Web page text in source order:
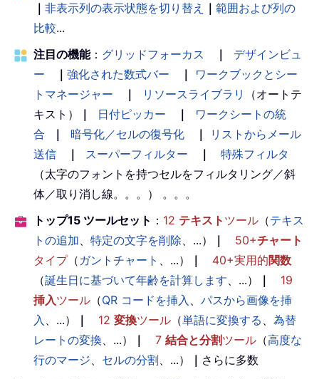
｜ 非表示列の表示状態を切り替え ｜ 範囲および列の
比較...
注目の機能： グリッドフォーカス ｜
デザインビュ
ー
｜ 強化された数式バー ｜
ワークブックとシー
トマネージャー
｜ リソースライブラリ
（オートテ
キスト）
｜ 日付ピッカー ｜
ワークシートの統
合
｜ 暗号化／セルの復号化 ｜
リストからメール
送信
｜ スーパーフィルター ｜
特殊フィルタ
（太字のフォントを持つセルをフィルタリング／斜
体／取り消し線。。。） 。。。
トップ15 ツールセット ： 12 テキスト ツール （テキス
トの追加、 特定の文字を削除、...） ｜ 50+チャート
タイプ（ ガントチャート 、...） ｜ 40+実用的関数
（誕生日に基づいて年齢を計算します、...） ｜
19
挿入ツール （QR コードを挿入 、 パスから画像を挿
入 、...） ｜ 12 変換ツール （単語に変換する 、 為替
レートの変換、...） ｜ 7 結合と分割ツール （高度な
行のマージ、 セルの分割、...） ｜ さらに多数